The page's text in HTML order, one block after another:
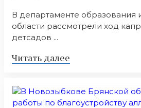
В департаменте образования
области рассмотрели ход
детсадов ...
Читать далее